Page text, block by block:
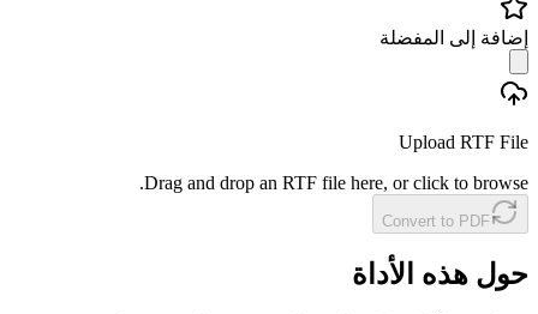
إضافة إلى المفضلة
Upload RTF File
Drag and drop an RTF file here, or click to browse.
Convert to PDF
حول هذه الأداة